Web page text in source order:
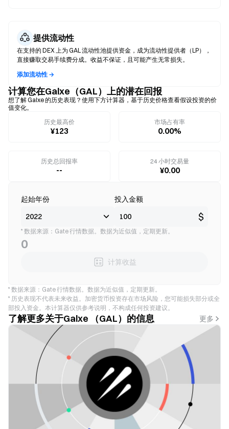
提供流动性
在支持的 DEX 上为 GAL 流动性池提供资金，成为流动性提供者（LP），
直接赚取交易手续费分成。收益不保证，且可能产生无常损失。
添加流动性 →
计算您在Galxe（GAL）上的潜在回报
想了解 Galxe 的历史表现？使用下方计算器，基于历史价格查看假设投资的价
值变化。
历史最高价
¥123
市场占有率
0.00%
历史总回报率
--
24 小时交易量
¥0.00
起始年份 投入金额
$
* 数据来源：Gate 行情数据。数据为近似值，定期更新。
0
计算收益
* 数据来源：Gate 行情数据。数据为近似值，定期更新。
* 历史表现不代表未来收益。加密货币投资存在市场风险，您可能损失部分或全
部投入资金。本计算器仅供参考说明，不构成任何投资建议。
了解更多关于Galxe （GAL）的信息 更多